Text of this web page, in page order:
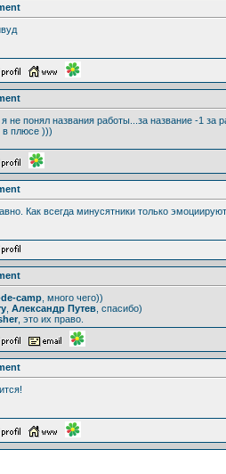
я не понял названия работы...за название -1 за
плюсе )))
Как всегда минусятники только эмоциируют.
camp , много чего))
Александр Путев , спасибо)
, это их право.